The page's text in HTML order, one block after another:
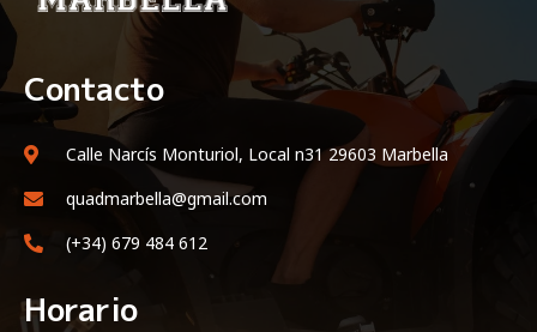
Contacto
Calle Narcís Monturiol, Local n31 29603 Marbella
quadmarbella@gmail.com
(+34) 679 484 612
Horario